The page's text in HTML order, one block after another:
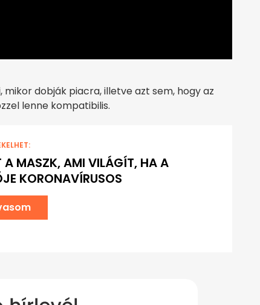
dobják piacra, illetve azt sem, hogy az
lenne kompatibilis.
A MASZK, AMI VILÁGÍT, HA A
KORONAVÍRUSOS